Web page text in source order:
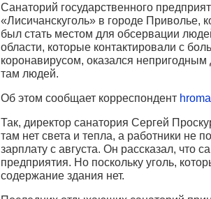
Санаторий государственного
«Лисичанскуголь» в городе Приволье,
был стать местом для обсервации
области, которые контактировали с
коронавирусом, оказался
там людей.
Об этом сообщает корреспондент
Так, директор санатория Сергей
там нет света и тепла, а работники не
зарплату с августа. Он рассказал, что
предприятия. Но поскольку уголь,
содержание здания нет.